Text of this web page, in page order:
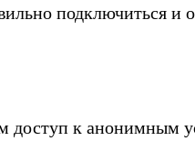
подключиться и
доступ к анонимным